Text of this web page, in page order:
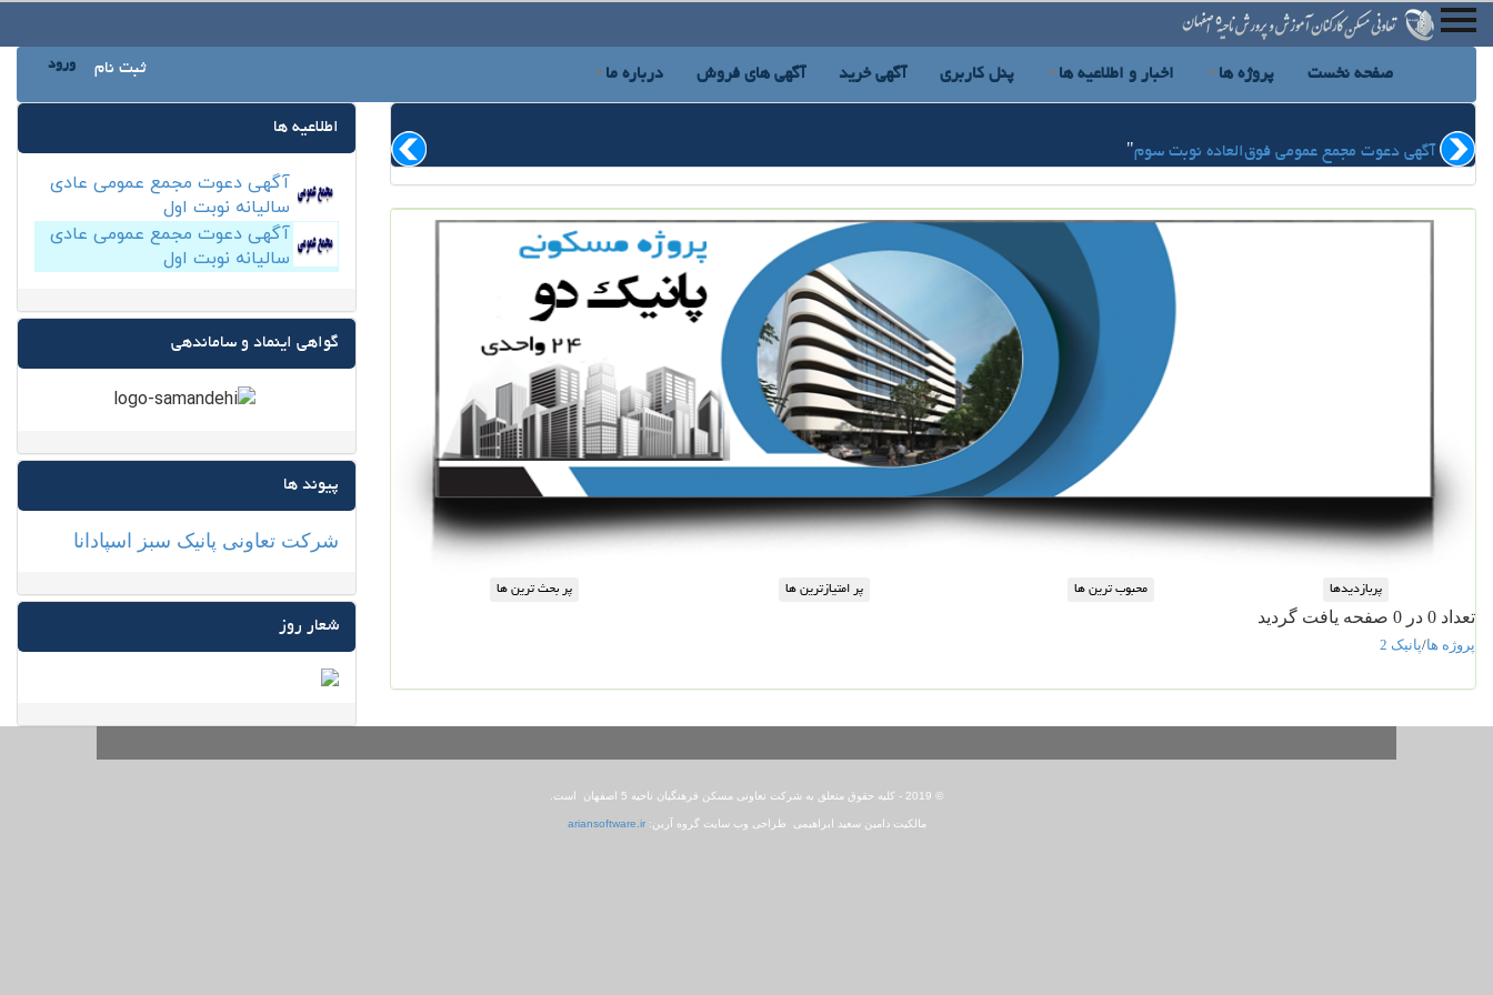
صفحه نخست پروژه ها اخبار و اطلاعیه ها پنل کاربری آگهی خرید آگهی های فروش درباره ما ثبت نام ورود
آگهی دعوت مجمع عمومی فوق‌العاده نوبت سوم"
تعداد 0 در 0 صفحه یافت گردید
پروژه ها/پانیک 2
اطلاعیه ها
آگهی دعوت مجمع عمومی عادی
سالیانه نوبت اول
آگهی دعوت مجمع عمومی عادی
سالیانه نوبت اول
گواهی اینماد و ساماندهی
پیوند ها
شرکت تعاونی پانیک سبز اسپادانا
شعار روز
© 2019 - کلیه حقوق متعلق به شرکت تعاونی مسکن فرهنگیان ناحیه 5 اصفهان است.
مالکیت دامین سعید ابراهیمی طراحی وب سایت گروه آرین:ariansoftware.ir